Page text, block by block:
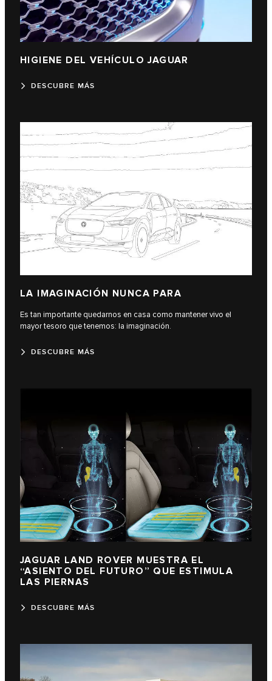
HIGIENE DEL VEHÍCULO JAGUAR
DESCUBRE MÁS
LA IMAGINACIÓN NUNCA PARA
Es tan importante quedarnos en casa como mantener vivo el
mayor tesoro que tenemos: la imaginación.
DESCUBRE MÁS
JAGUAR LAND ROVER MUESTRA EL
“ASIENTO DEL FUTURO” QUE ESTIMULA
LAS PIERNAS
DESCUBRE MÁS